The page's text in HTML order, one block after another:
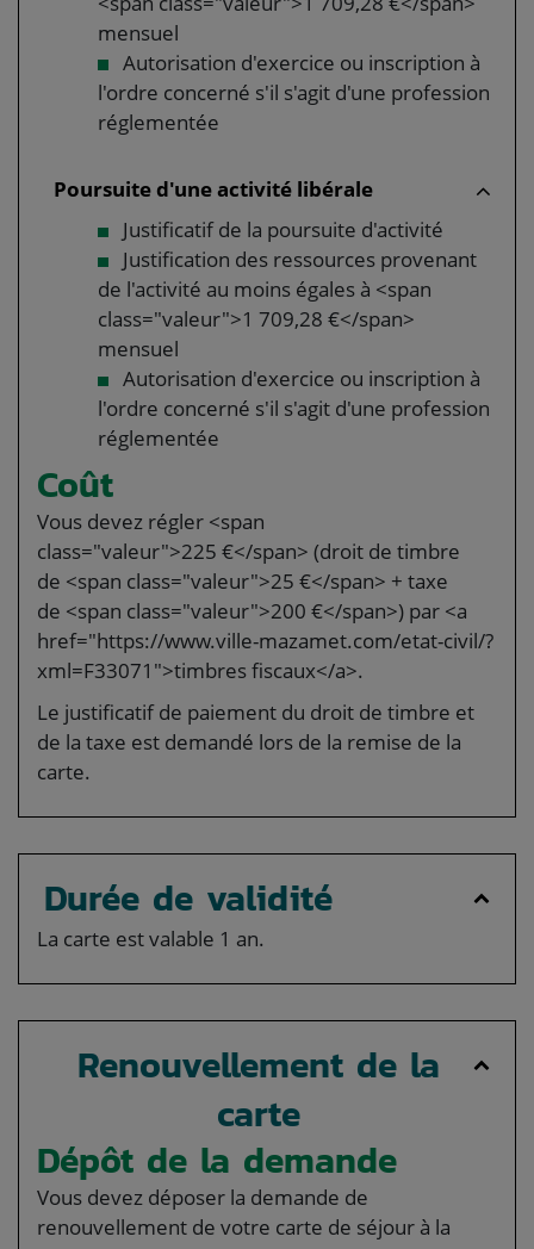
mensuel
Autorisation d'exercice ou inscription à
l'ordre concerné s'il s'agit d'une profession
réglementée
Poursuite d'une activité libérale
Justificatif de la poursuite d'activité
Justification des ressources provenant
de l'activité au moins égales à <span
class="valeur">1 709,28 €</span>
mensuel
Autorisation d'exercice ou inscription à
l'ordre concerné s'il s'agit d'une profession
réglementée
Coût
Vous devez régler <span
class="valeur">225 €</span> (droit de timbre
de <span class="valeur">25 €</span> + taxe
de <span class="valeur">200 €</span>) par <a
href="https://www.ville-mazamet.com/etat-civil/?
xml=F33071">timbres fiscaux</a>.
Le justificatif de paiement du droit de timbre et
de la taxe est demandé lors de la remise de la
carte.
Durée de validité
La carte est valable 1 an.
Renouvellement de la
carte
Dépôt de la demande
Vous devez déposer la demande de
renouvellement de votre carte de séjour à la